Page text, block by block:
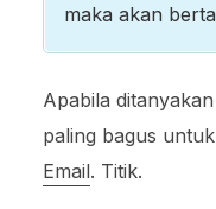
maka akan
Apabila
paling bagus
Email. Titik.